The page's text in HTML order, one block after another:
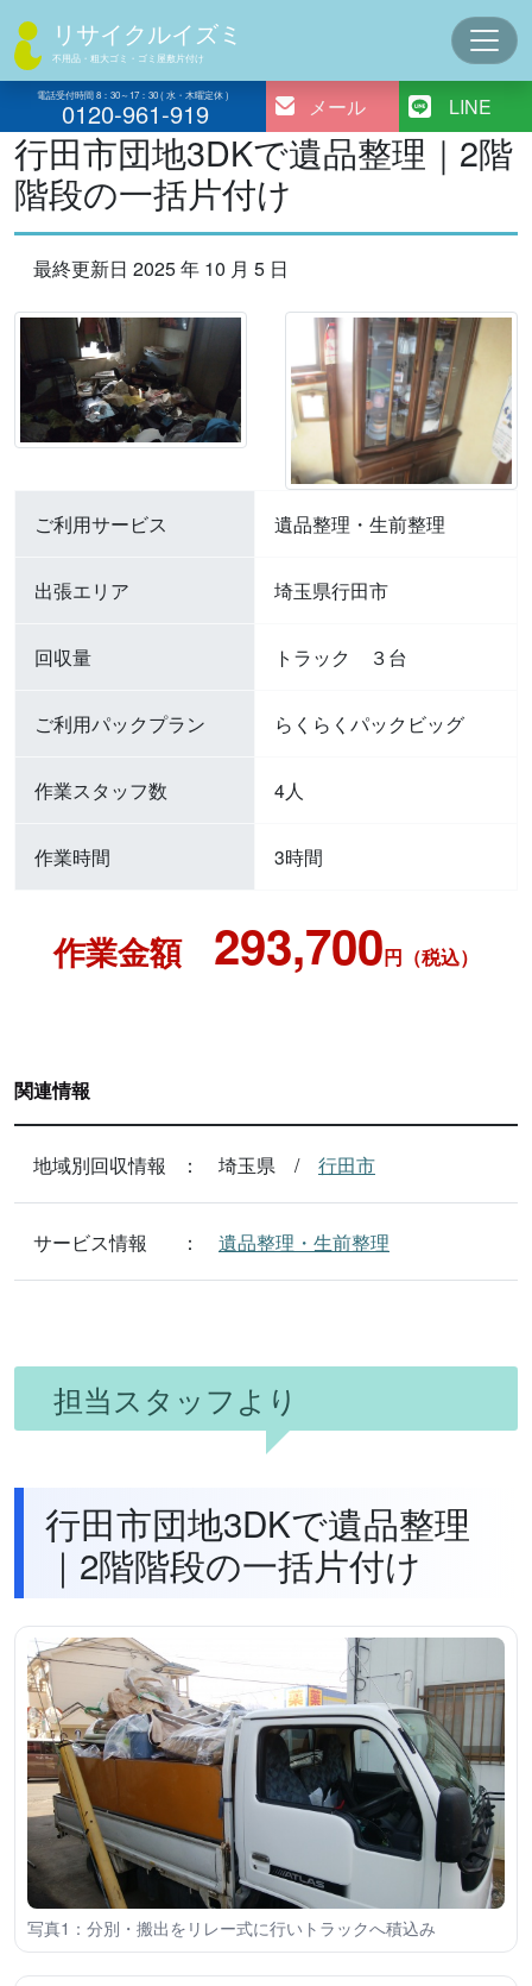
ン
テ
ツ
へ
ス
キ
ッ
リサイクルイズミ
不用品・粗大ゴミ・ゴミ屋敷片付け
電話受付時間 8：30～17：30 ( 水・木曜定休 )
0120-961-919 メール LINE
行田市団地3DKで遺品整理｜2階
階段の一括片付け
最終更新日 2025 年 10 月 5 日
ご利用サービス 遺品整理・生前整理
出張エリア 埼玉県行田市
回収量 トラック ３台
ご利用パックプラン らくらくパックビッグ
作業スタッフ数 4人
作業時間 3時間
作業金額 293,700円（税込）
関連情報
地域別回収情報 埼玉県 行田市
サービス情報 遺品整理・生前整理
担当スタッフより
行田市団地3DKで遺品整理
｜2階階段の一括片付け
写真1：分別・搬出をリレー式に行いトラックへ積込み